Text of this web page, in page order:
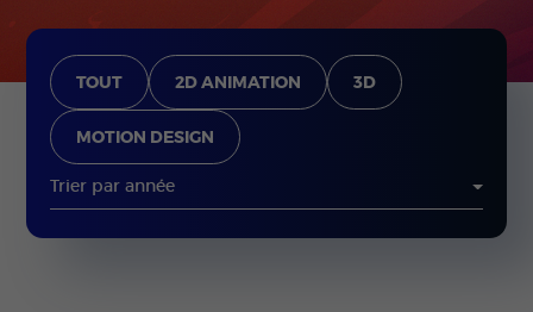
TOUT 2D ANIMATION 3D
MOTION DESIGN